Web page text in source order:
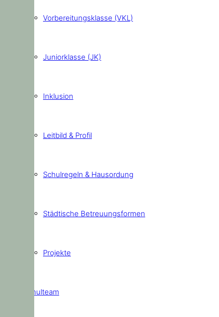
Vorbereitungsklasse (VKL)
Juniorklasse (JK)
Inklusion
Leitbild & Profil
Schulregeln & Hausordung
Städtische Betreuungsformen
Projekte
Schulteam